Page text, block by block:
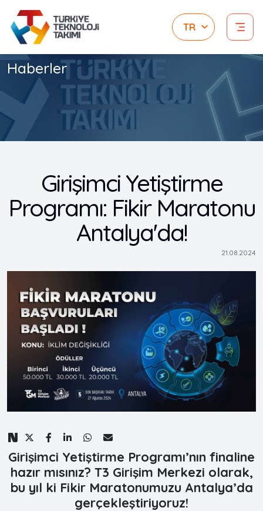
Haberler
Girişimci Yetiştirme
Programı: Fikir Maratonu
Antalya'da!
21.08.2024
Girişimci Yetiştirme Programı’nın finaline
hazır mısınız? T3 Girişim Merkezi olarak,
bu yıl ki Fikir Maratonumuzu Antalya’da
gerçekleştiriyoruz!